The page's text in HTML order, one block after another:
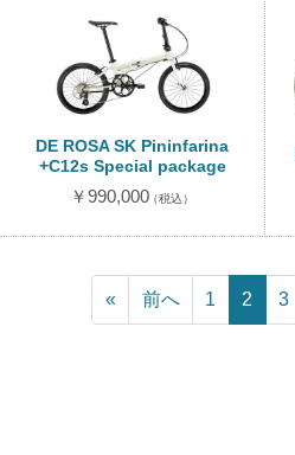
DE ROSA SK Pininfarina
+C12s Special package
￥990,000（税込）
« 前へ 1 2 3